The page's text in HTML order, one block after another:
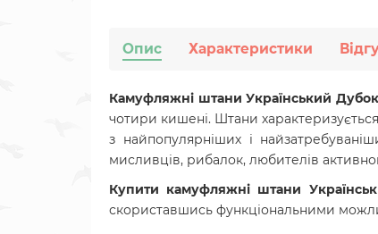
Опис Характеристики
Камуфляжні штани Український Дубок
чотири кишені. Штани
з найпопулярніших і
мисливців, рибалок, любителів
Купити камуфляжні штани
скориставшись функціональними